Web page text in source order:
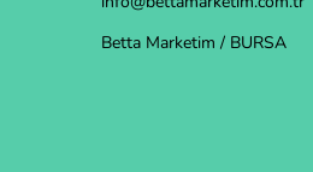
Betta Marketim / BURSA